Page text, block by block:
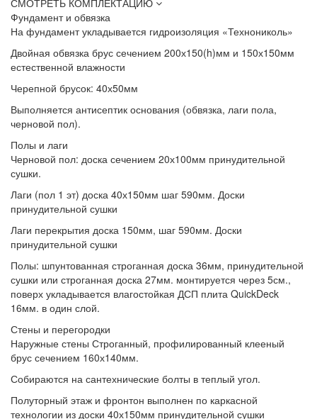
СМОТРЕТЬ КОМПЛЕКТАЦИЮ
Фундамент и обвязка
На фундаментукладывается гидроизоляция «Технониколь»
Двойная обвязка брус сечением 200х150(h)мм и 150х150мм
естественной влажности
Черепной брусок: 40х50мм
Выполняется антисептик основания (обвязка, лаги пола,
черновой пол).
Полы и лаги
Черновой пол: доска сечением 20х100мм принудительной
сушки.
Лаги (пол 1 эт) доска 40х150мм шаг 590мм. Доски
принудительной сушки
Лаги перекрытия доска 150мм, шаг 590мм. Доски
принудительной сушки
Полы: шпунтованная строганная доска 36мм, принудительной
сушки или строганная доска 27мм. монтируется через 5см.,
поверх укладывается влагостойкая ДСП плита QuickDeck
16мм. в один слой.
Стены и перегородки
Наружные стены Строганный, профилированный клееный
брус сечением 160х140мм.
Собираются на сантехнические болты в теплый угол.
Полуторный этаж и фронтон выполнен по каркасной
технологии из доски 40х150мм принудительной сушки